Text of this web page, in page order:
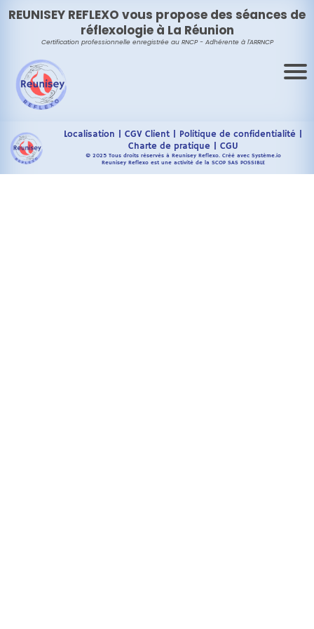
REUNISEY REFLEXO vous propose des séances de
réflexologie à La Réunion
Certification professionnelle enregistrée au RNCP - Adhérente à l'ARRNCP
Localisation CGV Client| Politique de confidentialité|
Charte de pratique| CGU
© 2025 Tous droits réservés à Reunisey Reflexo. Créé avec Système.io
Reunisey Reflexo est une activité de la SCOP SAS POSSIBLE